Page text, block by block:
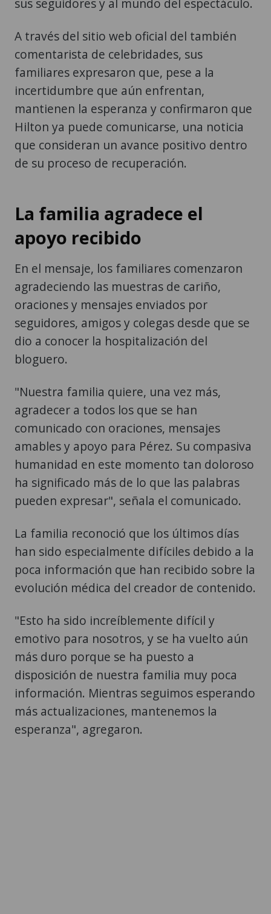
sus seguidores y al mundo del espectáculo.
A través del sitio web oficial del también
comentarista de celebridades, sus
familiares expresaron que, pese a la
incertidumbre que aún enfrentan,
mantienen la esperanza y confirmaron que
Hilton ya puede comunicarse, una noticia
que consideran un avance positivo dentro
de su proceso de recuperación.
La familia agradece el
apoyo recibido
En el mensaje, los familiares comenzaron
agradeciendo las muestras de cariño,
oraciones y mensajes enviados por
seguidores, amigos y colegas desde que se
dio a conocer la hospitalización del
bloguero.
"Nuestra familia quiere, una vez más,
agradecer a todos los que se han
comunicado con oraciones, mensajes
amables y apoyo para Pérez. Su compasiva
humanidad en este momento tan doloroso
ha significado más de lo que las palabras
pueden expresar", señala el comunicado.
La familia reconoció que los últimos días
han sido especialmente difíciles debido a la
poca información que han recibido sobre la
evolución médica del creador de contenido.
"Esto ha sido increíblemente difícil y
emotivo para nosotros, y se ha vuelto aún
más duro porque se ha puesto a
disposición de nuestra familia muy poca
información. Mientras seguimos esperando
más actualizaciones, mantenemos la
esperanza", agregaron.